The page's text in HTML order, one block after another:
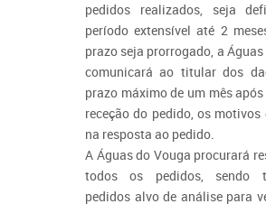
pedidos realizados, seja
período extensível até 2
prazo seja prorrogado, a
comunicará ao titular dos
prazo máximo de um mês
receção do pedido, os
na resposta ao pedido.
A Águas do Vouga procurará
todos os pedidos, sendo
pedidos alvo de análise para